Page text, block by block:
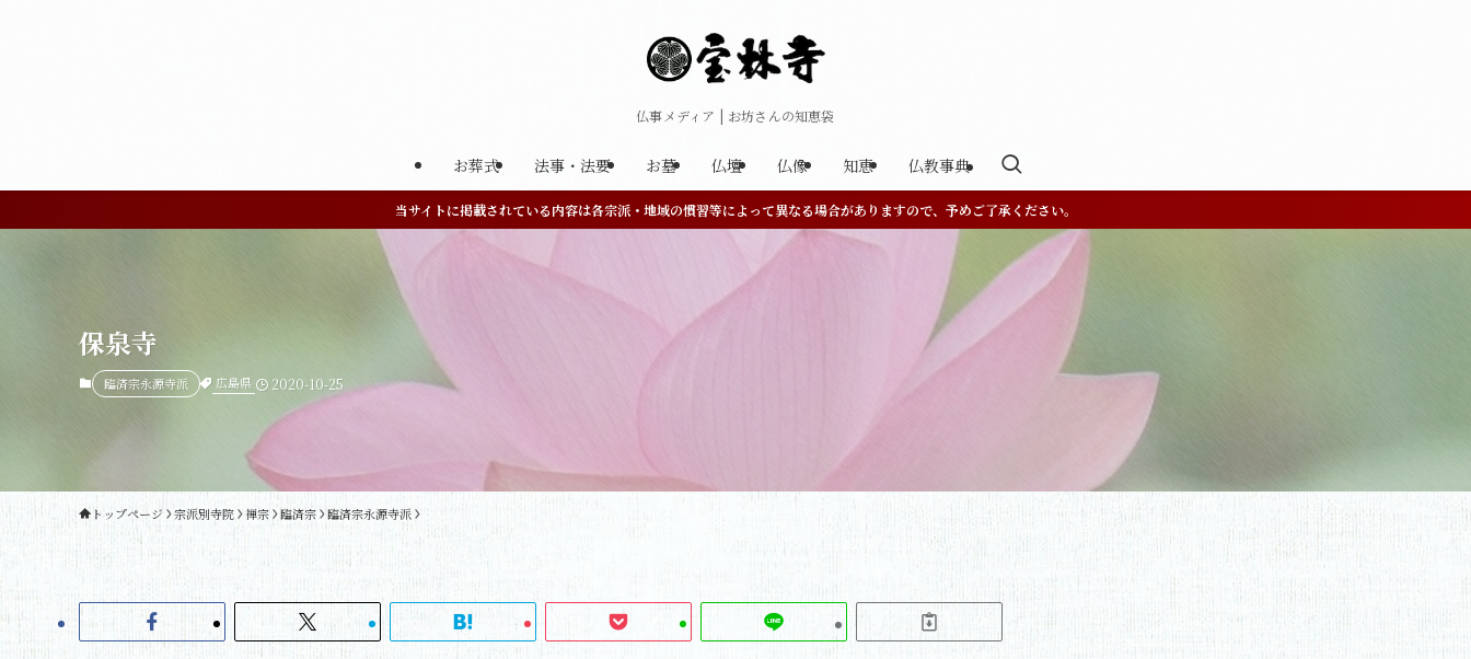
仏事メディア | お坊さんの知恵袋
お葬式 法事・法要 お墓 仏壇 仏像 知恵 仏教事典
当サイトに掲載されている内容は各宗派・地域の慣習等によって異なる場合がありますので、予めご了承ください。
保泉寺
臨済宗永源寺派 広島県 2020-10-25
トップページ 宗派別寺院 禅宗 臨済宗 臨済宗永源寺派